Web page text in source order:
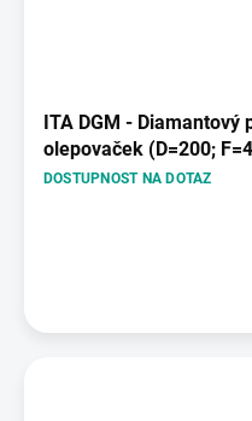
ITA DGM - Diamantový
olepovaček (D=200;
DOSTUPNOST NA DOTAZ